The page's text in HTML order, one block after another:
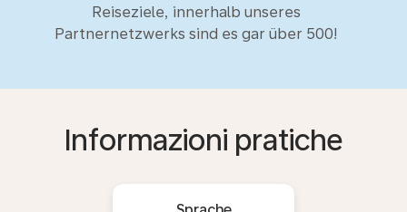
Reiseziele, innerhalb unseres
Partnernetzwerks sind es gar über 500!
Informazioni pratiche